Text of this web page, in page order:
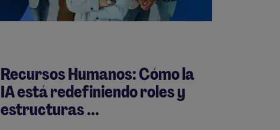
Recursos Humanos: Cómo la
IA está redefiniendo roles y
estructuras ...